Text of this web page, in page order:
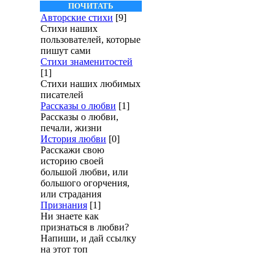
ПОЧИТАТЬ
Авторские стихи [9]
Стихи наших
пользователей, которые
пишут сами
Стихи знаменитостей
[1]
Стихи наших любимых
писателей
Рассказы о любви [1]
Рассказы о любви,
печали, жизни
История любви [0]
Расскажи свою
историю своей
большой любви, или
большого огорчения,
или страдания
Признания [1]
Ни знаете как
признаться в любви?
Напиши, и дай ссылку
на этот топ